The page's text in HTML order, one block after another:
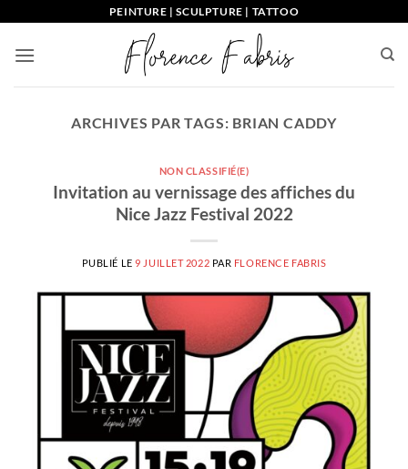
contenu
PEINTURE | SCULPTURE | TATTOO
ARCHIVES PAR TAGS: BRIAN CADDY
NON CLASSIFIÉ(E)
Invitation au vernissage des affiches du
Nice Jazz Festival 2022
PUBLIÉ LE9 JUILLET 2022 PAR FLORENCE FABRIS